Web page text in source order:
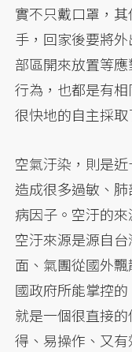
實不只戴口罩，
手，回家後要將
部區開來放置等
行為，也都是有
很快地的自主採取
空氣汙染，則是
造成很多過敏、
病因子。空汙的
空汙來源是源自
面、氣團從國外
國政府所能掌控
就是一個很直接
得、易操作、又有